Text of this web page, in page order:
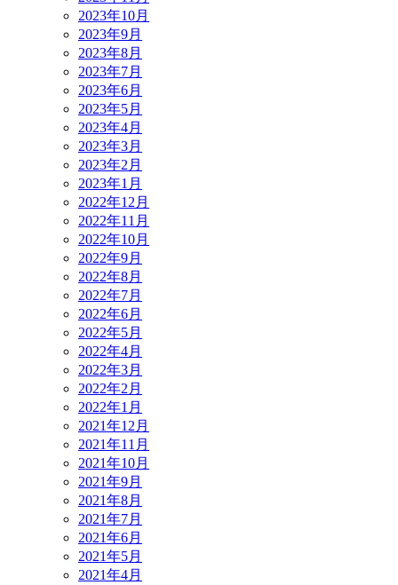
2023年10月
2023年9月
2023年8月
2023年7月
2023年6月
2023年5月
2023年4月
2023年3月
2023年2月
2023年1月
2022年12月
2022年11月
2022年10月
2022年9月
2022年8月
2022年7月
2022年6月
2022年5月
2022年4月
2022年3月
2022年2月
2022年1月
2021年12月
2021年11月
2021年10月
2021年9月
2021年8月
2021年7月
2021年6月
2021年5月
2021年4月